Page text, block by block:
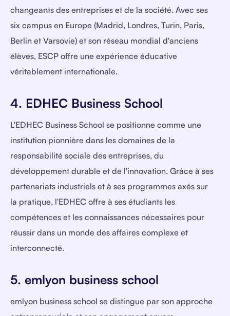
changeants des entreprises et de la société. Avec ses
six campus en Europe (Madrid, Londres, Turin, Paris,
Berlin et Varsovie) et son réseau mondial d'anciens
élèves, ESCP offre une expérience éducative
véritablement internationale.
4. EDHEC Business School
L'EDHEC Business School se positionne comme une
institution pionnière dans les domaines de la
responsabilité sociale des entreprises, du
développement durable et de l'innovation. Grâce à ses
partenariats industriels et à ses programmes axés sur
la pratique, l'EDHEC offre à ses étudiants les
compétences et les connaissances nécessaires pour
réussir dans un monde des affaires complexe et
interconnecté.
5. emlyon business school
emlyon business school se distingue par son approche